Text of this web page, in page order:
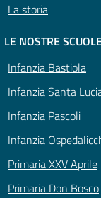
La storia
LE NOSTRE
Infanzia Bastiola
Infanzia Santa
Infanzia Pascoli
Infanzia
Primaria XXV Aprile
Primaria Don Bosco